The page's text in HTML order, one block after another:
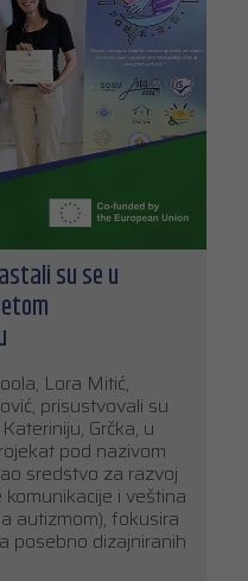
su se u
Lora Mitić,
prisustvovali su
Grčka, u
pod nazivom
sredstvo za razvoj
i veština
autizmom), fokusira
posebno dizajniranih